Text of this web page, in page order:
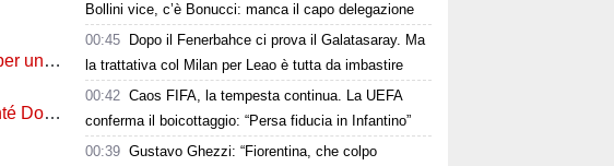
Bollini vice, c’è Bonucci: manca il capo delegazione
00:45
Dopo il Fenerbahce ci prova il Galatasaray. Ma
la trattativa col Milan per Leao è tutta da imbastire
00:42 Caos FIFA, la tempesta continua. La UEFA
conferma il boicottaggio: “Persa fiducia in Infantino”
00:39 Gustavo Ghezzi: “Fiorentina, che colpo